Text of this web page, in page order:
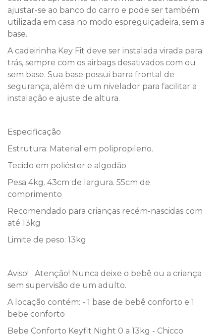
ajustar-se ao banco do carro e pode ser também
utilizada em casa no modo espreguiçadeira, sem a
base.
A cadeirinha Key Fit deve ser instalada virada para
trás, sempre com os airbags desativados com ou
sem base. Sua base possui barra frontal de
segurança, além de um nivelador para facilitar a
instalação e ajuste de altura.
Especificação
Estrutura: Material em polipropileno.
Tecido em poliéster e algodão
Pesa 4kg. 43cm de largura. 55cm de
comprimento
Recomendado para crianças recém-nascidas com
até 13kg
Limite de peso: 13kg
Aviso! Atenção! Nunca deixe o bebê ou a criança
sem supervisão de um adulto.
A locação contém: - 1 base de bebê conforto e 1
bebe conforto
Bebe Conforto Keyfit Night 0 a 13kg - Chicco